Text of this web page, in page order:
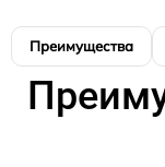
Преимущества